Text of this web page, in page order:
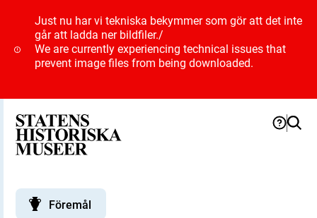
Just nu har vi tekniska bekymmer som gör att det inte
går att ladda ner bildfiler./
We are currently experiencing technical issues that
prevent image files from being downloaded.
Föremål